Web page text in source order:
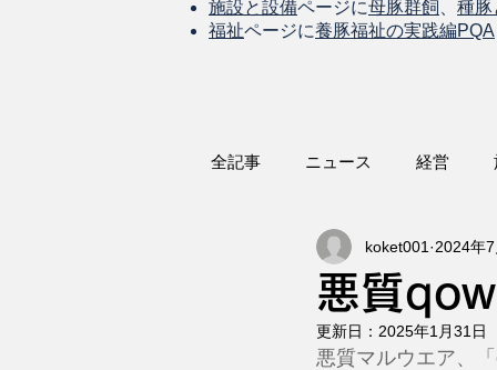
施設と設備ページに母豚群飼
種豚
福祉ページに養豚福祉の実践編PQA
全記事 ニュース 経営
悪質
koket001 2024年
更新日： 2025年1月31日
悪質マルウエア、